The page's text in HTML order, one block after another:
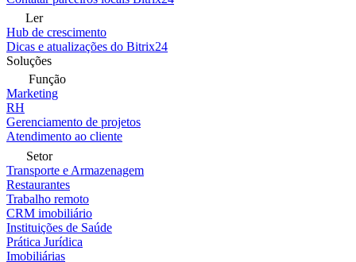
Ler
Hub de crescimento
Dicas e atualizações do Bitrix24
Soluções
Função
Marketing
RH
Gerenciamento de projetos
Atendimento ao cliente
Setor
Transporte e Armazenagem
Restaurantes
Trabalho remoto
CRM imobiliário
Instituições de Saúde
Prática Jurídica
Imobiliárias